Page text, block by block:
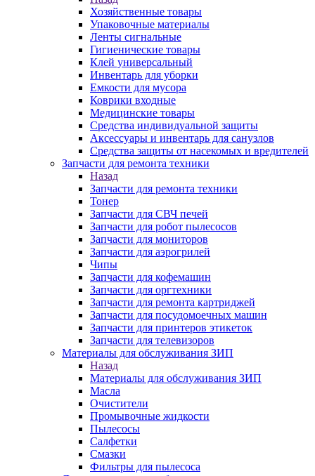
Хозяйственные товары
Упаковочные материалы
Ленты сигнальные
Гигиенические товары
Клей универсальный
Инвентарь для уборки
Емкости для мусора
Коврики входные
Медицинские товары
Средства индивидуальной защиты
Аксессуары и инвентарь для санузлов
Средства защиты от насекомых и вредителей
Запчасти для ремонта техники
Назад
Запчасти для ремонта техники
Тонер
Запчасти для СВЧ печей
Запчасти для робот пылесосов
Запчасти для мониторов
Запчасти для аэрогрилей
Чипы
Запчасти для кофемашин
Запчасти для оргтехники
Запчасти для ремонта картриджей
Запчасти для посудомоечных машин
Запчасти для принтеров этикеток
Запчасти для телевизоров
Материалы для обслуживания ЗИП
Назад
Материалы для обслуживания ЗИП
Масла
Очистители
Промывочные жидкости
Пылесосы
Салфетки
Смазки
Фильтры для пылесоса